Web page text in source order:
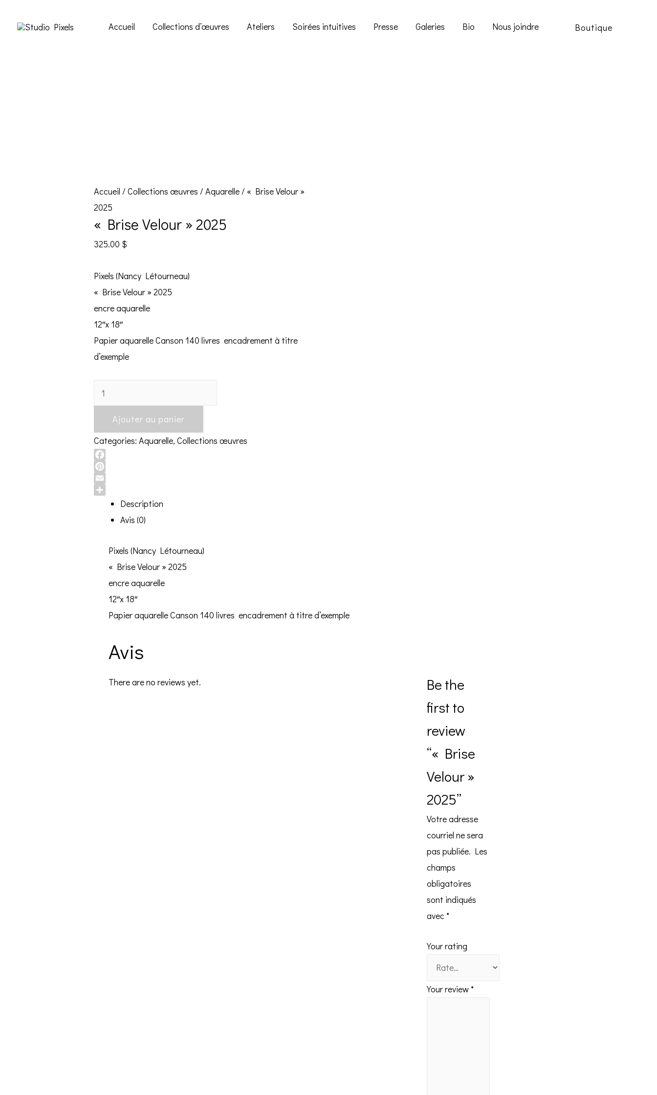
Accueil Collections d’œuvres Ateliers Soirées intuitives Presse Galeries Bio Nous joindre Boutique
Accueil /Collections œuvres /Aquarelle/ « Brise Velour »
2025
« Brise Velour » 2025
325.00 $
Pixels (Nancy Létourneau)
« Brise Velour » 2025
encre aquarelle
12″x 18″
Papier aquarelle Canson 140 livres encadrement à titre
d’exemple
"Brise
Velour"
quantity
Ajouter au panier
Categories:Aquarelle,Collections œuvres
Facebook
Pinterest
Email
Share Description
Avis (0)
Pixels (Nancy Létourneau)
« Brise Velour » 2025
encre aquarelle
12″x 18″
Papier aquarelle Canson 140 livres encadrement à titre d’exemple
Avis
There are no reviews yet.
Be the
first to
review
“« Brise
Velour »
2025”
Votre adresse
courriel ne sera
pas publiée. Les
champs
obligatoires
sont indiqués
avec *
Your rating
Your review *